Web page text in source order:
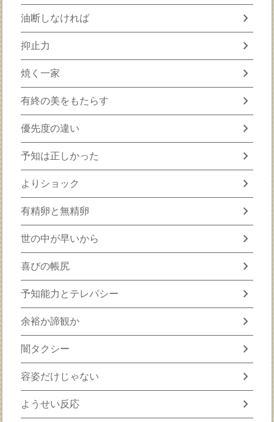
油断しなければ chevron_right
抑止力 chevron_right
焼く一家 chevron_right
有終の美をもたらす chevron_right
優先度の違い chevron_right
予知は正しかった chevron_right
よりショック chevron_right
有精卵と無精卵 chevron_right
世の中が早いから chevron_right
喜びの帳尻 chevron_right
予知能力とテレパシー chevron_right
余裕か諦観か chevron_right
闇タクシー chevron_right
容姿だけじゃない chevron_right
ようせい反応 chevron_right